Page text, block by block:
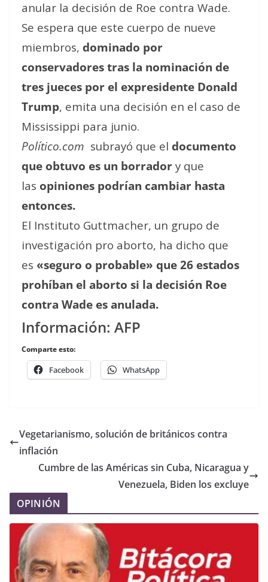
anular la decisión de Roe contra Wade.
Se espera que este cuerpo de nueve
miembros, dominado por
conservadores tras la nominación de
tres jueces por el expresidente Donald
Trump, emita una decisión en el caso de
Mississippi para junio.
Político.com subrayó que el documento
que obtuvo es un borrador y que
las opiniones podrían cambiar hasta
entonces.
El Instituto Guttmacher, un grupo de
investigación pro aborto, ha dicho que
es «seguro o probable» que 26 estados
prohíban el aborto si la decisión Roe
contra Wade es anulada.
Información: AFP
Comparte esto:
Facebook WhatsApp
Vegetarianismo, solución de británicos contra
inflación
Cumbre de las Américas sin Cuba, Nicaragua y
Venezuela, Biden los excluye
OPINIÓN